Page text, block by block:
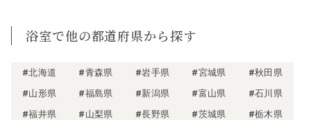
浴室で他の都道府県から探す
#北海道 #青森県 #岩手県 #宮城県
#秋田県
#山形県
#福島県 #新潟県 #富山県
#石川県
#福井県
#山梨県 #長野県 #茨城県
#栃木県